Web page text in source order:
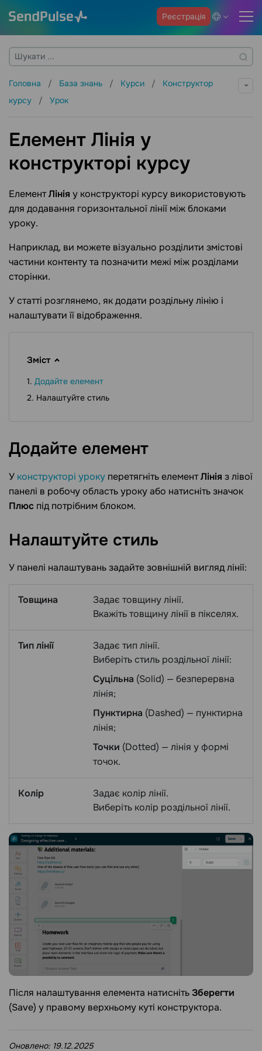
Реєстрація
Головна База знань Курси
Конструктор
курсу
Урок
Елемент Лінія у
конструкторі курсу
ЕлементЛінія у конструкторі курсу використовують
для додавання горизонтальної лінії між блоками
уроку.
Наприклад, ви можете візуально розділити змістові
частини контенту та позначити межі між розділами
сторінки.
У статті розглянемо, як додати роздільну лінію і
налаштувати її відображення.
Зміст
Додайте елемент
Налаштуйте стиль
Додайте елемент
У конструкторі уроку перетягніть елементЛінія з лівої
панелі в робочу область уроку або натисніть значок
Плюс під потрібним блоком.
Налаштуйте стиль
У панелі налаштувань задайте зовнішній вигляд лінії:
Товщина
Задає товщину лінії.
Вкажіть товщину лінії в пікселях.
Тип лінії
Задає тип лінії.
Виберіть стиль роздільної лінії:
Суцільна (Solid) — безперервна
лінія;
Пунктирна (Dashed) — пунктирна
лінія;
Точки (Dotted) — лінія у формі
точок.
Колір
Задає колір лінії.
Виберіть колір роздільної лінії.
Після налаштування елемента натиснітьЗберегти
(Save) у правому верхньому куті конструктора.
Оновлено: 19.12.2025